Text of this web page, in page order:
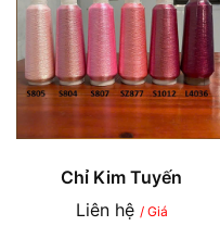
Chỉ Kim Tuyến
Liên hệ / Giá